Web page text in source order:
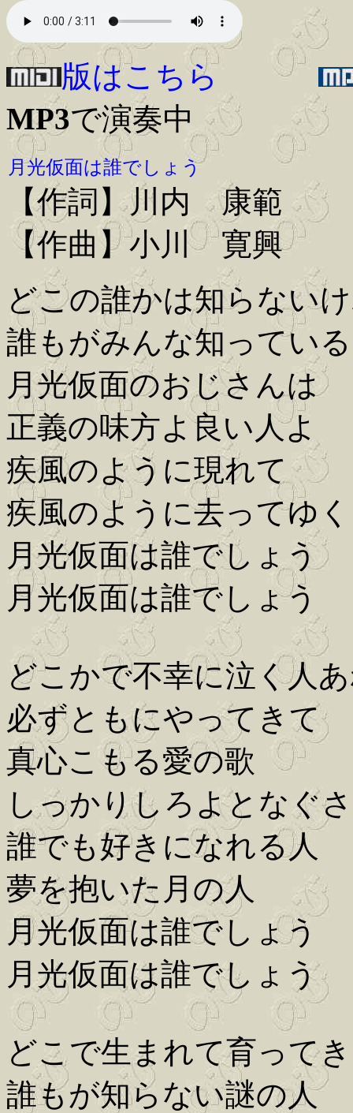
版はこちら
MP3で演奏中
月光仮面は誰でしょう
【作詞】川内 康範
【作曲】小川 寛興
どこの誰かは知らない
誰もがみんな知っている
月光仮面のおじさんは
正義の味方よ良い人よ
疾風のように現れて
疾風のように去ってゆく
月光仮面は誰でしょう
月光仮面は誰でしょう
どこかで不幸に泣く人
必ずともにやってきて
真心こもる愛の歌
しっかりしろよとなぐ
誰でも好きになれる人
夢を抱いた月の人
月光仮面は誰でしょう
月光仮面は誰でしょう
どこで生まれて育って
誰もが知らない謎の人